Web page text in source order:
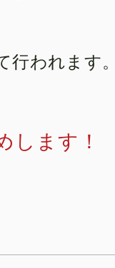
行われます。
します！